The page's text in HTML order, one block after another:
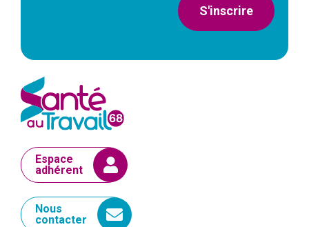
S'inscrire
Espace
adhérent
Nous
contacter